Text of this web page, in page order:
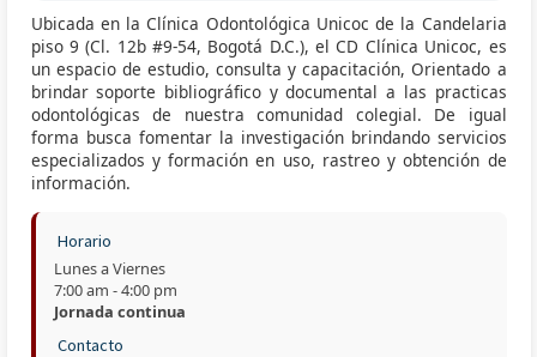
Ubicada en la Clínica Odontológica Unicoc de la Candelaria
piso 9 (Cl. 12b #9-54, Bogotá D.C.), el CD Clínica Unicoc, es
un espacio de estudio, consulta y capacitación, Orientado a
brindar soporte bibliográfico y documental a las practicas
odontológicas de nuestra comunidad colegial. De igual
forma busca fomentar la investigación brindando servicios
especializados y formación en uso, rastreo y obtención de
información.
Horario
Lunes a Viernes
7:00 am - 4:00 pm
Jornada continua
Contacto